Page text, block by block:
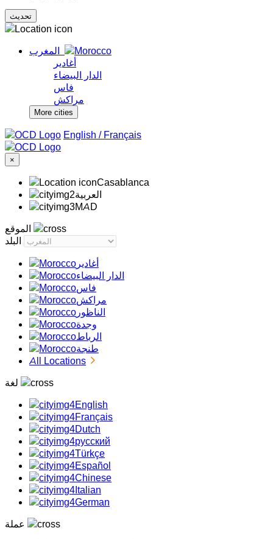
المغرب
أغادير
الدار البيضاء
فاس
مراكش
More cities
/ Français
×
Casablanca
‏العربية‏
MAD
أغادير
الدار البيضاء
فاس
مراكش
الناظور
وجدة
الرباط
طنجة
All Locations
English
Français
Dutch
русский
Türkçe
Español
Chinese
Italian
German